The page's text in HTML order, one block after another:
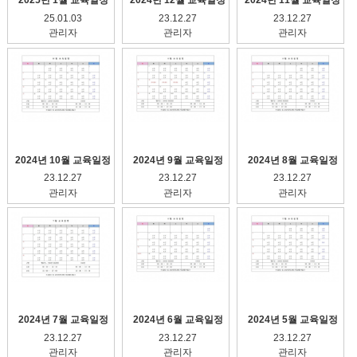
25.01.03
관리자
23.12.27
관리자
23.12.27
관리자
2024년 10월 교육일정
23.12.27
관리자
2024년 9월 교육일정
23.12.27
관리자
2024년 8월 교육일정
23.12.27
관리자
2024년 7월 교육일정
23.12.27
관리자
2024년 6월 교육일정
23.12.27
관리자
2024년 5월 교육일정
23.12.27
관리자